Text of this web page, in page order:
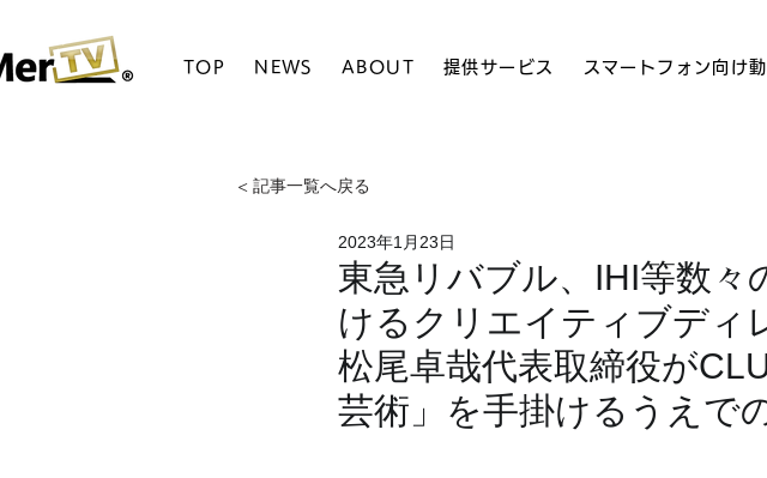
TOP NEWS ABOUT 提供サービス スマートフォン向け
東急リバブル、IHI等数々
けるクリエイティブディ
松尾卓哉代表取締役が
芸術」を手掛けるうえで
2023年1月23日
< 記事一覧へ戻る